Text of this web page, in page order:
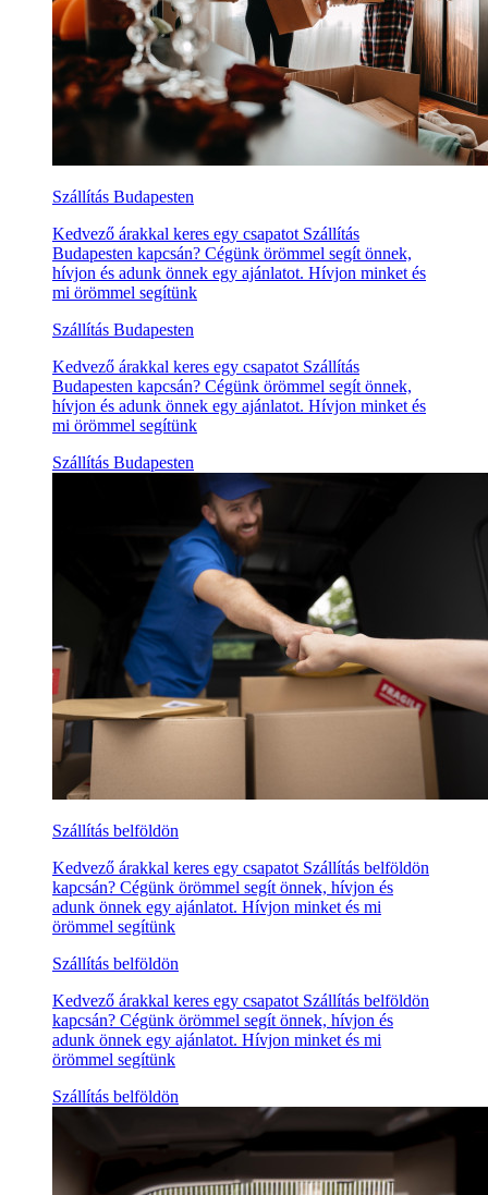
Szállítás Budapesten
Kedvező árakkal keres egy csapatot Szállítás
Budapesten kapcsán? Cégünk örömmel segít önnek,
hívjon és adunk önnek egy ajánlatot. Hívjon minket és
mi örömmel segítünk
Szállítás Budapesten
Kedvező árakkal keres egy csapatot Szállítás
Budapesten kapcsán? Cégünk örömmel segít önnek,
hívjon és adunk önnek egy ajánlatot. Hívjon minket és
mi örömmel segítünk
Szállítás Budapesten
Szállítás belföldön
Kedvező árakkal keres egy csapatot Szállítás belföldön
kapcsán? Cégünk örömmel segít önnek, hívjon és
adunk önnek egy ajánlatot. Hívjon minket és mi
örömmel segítünk
Szállítás belföldön
Kedvező árakkal keres egy csapatot Szállítás belföldön
kapcsán? Cégünk örömmel segít önnek, hívjon és
adunk önnek egy ajánlatot. Hívjon minket és mi
örömmel segítünk
Szállítás belföldön